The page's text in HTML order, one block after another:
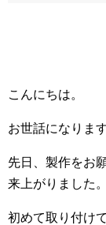
こんにちは。
お世話になりま
先日、製作をお
来上がりました。
初めて取り付け